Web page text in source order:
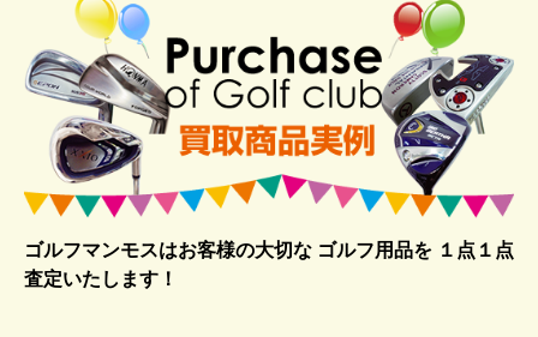
ゴルフマンモスはお客様の大切な ゴルフ用品を１点１点
査定いたします！